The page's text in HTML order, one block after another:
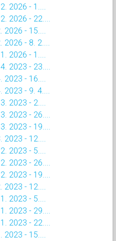
2026 - 1....
2026 - 22....
- 15....
- 8. 2....
2026 - 1....
2023 - 23....
- 16....
- 9. 4....
2023 - 2....
2023 - 26....
2023 - 19....
- 12....
2023 - 5....
2023 - 26....
2023 - 19....
- 12....
2023 - 5....
2023 - 29....
2023 - 22....
- 15....